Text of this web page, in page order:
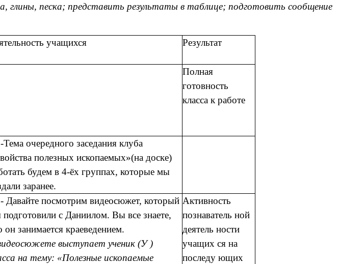
глины, песка; представить результаты в таблице; подготовить сообщение
учащихся Результат
Полная
готовность
класса к работе
очередного заседания клуба
полезных ископаемых»(на доске)
будем в 4-ёх группах, которые мы
заранее.
Давайте посмотрим видеосюжет, который
с Даниилом. Вы все знаете,
он занимается краеведением.
выступает ученик (У )
на тему: «Полезные ископаемые
Активность
познаватель ной
деятель ности
учащих ся на
последу ющих